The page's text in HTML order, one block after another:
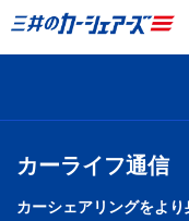
カーライフ通信
カーシェアリングをよ